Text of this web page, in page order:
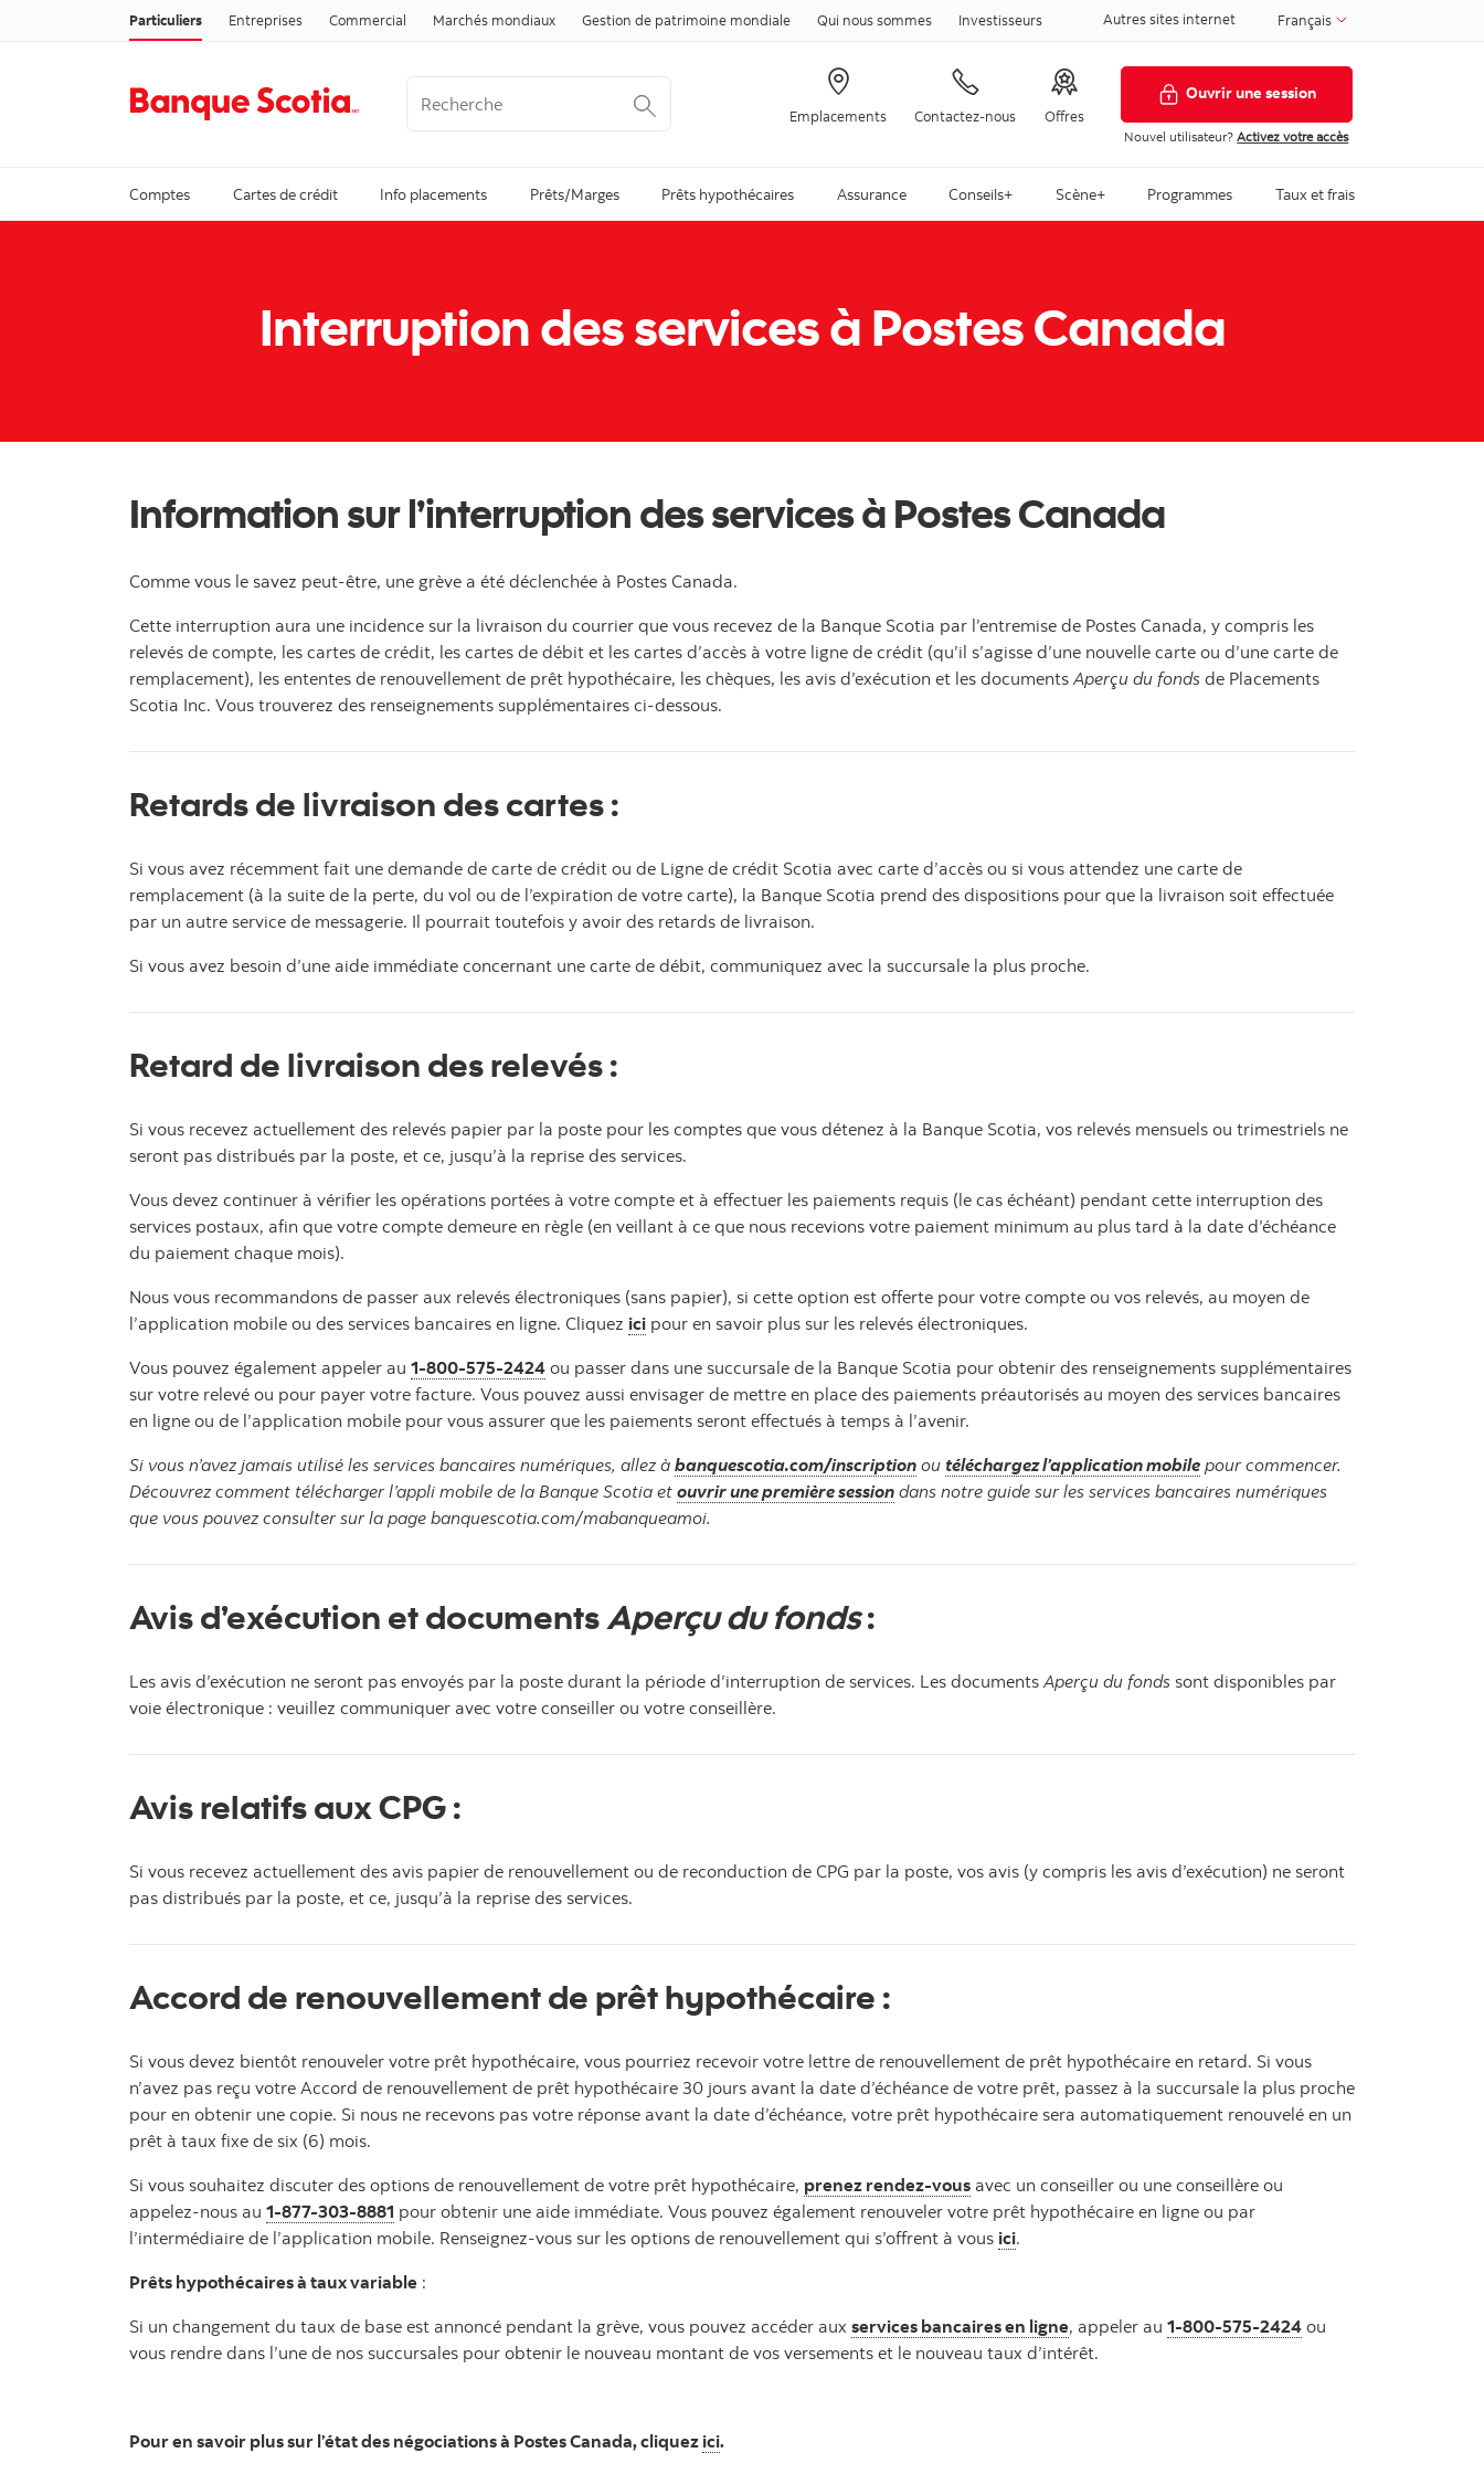
Passer au contenu
Particuliers Entreprises Commercial Marchés mondiaux Gestion de patrimoine mondiale Qui nous sommes Investisseurs Autres sites internet Français
Emplacements Contactez-nous Offres
Ouvrir une session
Nouvel utilisateur?Activez votre accès
Comptes Cartes de crédit Info placements Prêts/Marges Prêts hypothécaires Assurance Conseils+ Scène+ Programmes Taux et frais
Interruption des services à Postes Canada
Information sur l’interruption des services à Postes Canada
Comme vous le savez peut-être, une grève a été déclenchée à Postes Canada.
Cette interruption aura une incidence sur la livraison du courrier que vous recevez de la Banque Scotia par l’entremise de Postes Canada, y compris les
relevés de compte, les cartes de crédit, les cartes de débit et les cartes d’accès à votre ligne de crédit (qu’il s’agisse d’une nouvelle carte ou d’une carte de
remplacement), les ententes de renouvellement de prêt hypothécaire, les chèques, les avis d’exécution et les documentsAperçu du fonds de Placements
Scotia Inc. Vous trouverez des renseignements supplémentaires ci-dessous.
Retards de livraison des cartes:
Si vous avez récemment fait une demande de carte de crédit ou de Ligne de crédit Scotia avec carte d’accès ou si vous attendez une carte de
remplacement (à la suite de la perte, du vol ou de l’expiration de votre carte), la Banque Scotia prend des dispositions pour que la livraison soit effectuée
par un autre service de messagerie. Il pourrait toutefois y avoir des retards de livraison.
Si vous avez besoin d’une aide immédiate concernant une carte de débit, communiquez avec la succursale la plus proche.
Retard de livraison des relevés:
Si vous recevez actuellement des relevés papier par la poste pour les comptes que vous détenez à la Banque Scotia, vos relevés mensuels ou trimestriels ne
seront pas distribués par la poste, et ce, jusqu’à la reprise des services.
Vous devez continuer à vérifier les opérations portées à votre compte et à effectuer les paiements requis (le cas échéant) pendant cette interruption des
services postaux, afin que votre compte demeure en règle (en veillant à ce que nous recevions votre paiement minimum au plus tard à la date d’échéance
du paiement chaque mois).
Nous vous recommandons de passer aux relevés électroniques (sans papier), si cette option est offerte pour votre compte ou vos relevés, au moyen de
l’application mobile ou des services bancaires en ligne. Cliquez ici pour en savoir plus sur les relevés électroniques.
Vous pouvez également appeler au 1-800-575-2424 ou passer dans une succursale de la Banque Scotia pour obtenir des renseignements supplémentaires
sur votre relevé ou pour payer votre facture. Vous pouvez aussi envisager de mettre en place des paiements préautorisés au moyen des services bancaires
en ligne ou de l’application mobile pour vous assurer que les paiements seront effectués à temps à l’avenir.
Si vous n’avez jamais utilisé les services bancaires numériques, allez à banquescotia.com/inscription ou téléchargez l’application mobile pour commencer.
Découvrez comment télécharger l’appli mobile de la Banque Scotia et ouvrir une première session dans notre guide sur les services bancaires numériques
que vous pouvez consulter sur la page banquescotia.com/mabanqueamoi.
Avis d’exécution et documentsAperçu du fonds:
Les avis d’exécution ne seront pas envoyés par la poste durant la période d’interruption de services. Les documentsAperçu du fonds sont disponibles par
voie électronique : veuillez communiquer avec votre conseiller ou votre conseillère.
Avis relatifs aux CPG:
Si vous recevez actuellement des avis papier de renouvellement ou de reconduction de CPG par la poste, vos avis (y compris les avis d’exécution) ne seront
pas distribués par la poste, et ce, jusqu’à la reprise des services.
Accord de renouvellement de prêt hypothécaire :
Si vous devez bientôt renouveler votre prêt hypothécaire, vous pourriez recevoir votre lettre de renouvellement de prêt hypothécaire en retard. Si vous
n’avez pas reçu votre Accord de renouvellement de prêt hypothécaire 30 jours avant la date d’échéance de votre prêt, passez à la succursale la plus proche
pour en obtenir une copie. Si nous ne recevons pas votre réponse avant la date d’échéance, votre prêt hypothécaire sera automatiquement renouvelé en un
prêt à taux fixe de six (6) mois.
Si vous souhaitez discuter des options de renouvellement de votre prêt hypothécaire, prenez rendez-vous avec un conseiller ou une conseillère ou
appelez-nous au 1-877-303-8881 pour obtenir une aide immédiate. Vous pouvez également renouveler votre prêt hypothécaire en ligne ou par
l’intermédiaire de l’application mobile. Renseignez-vous sur les options de renouvellement qui s’offrent à vous ici.
Prêts hypothécaires à taux variable :
Si un changement du taux de base est annoncé pendant la grève, vous pouvez accéder aux services bancaires en ligne, appeler au 1-800-575-2424 ou
vous rendre dans l’une de nos succursales pour obtenir le nouveau montant de vos versements et le nouveau taux d’intérêt.
Pour en savoir plus sur l’état des négociations à Postes Canada, cliquez ici.